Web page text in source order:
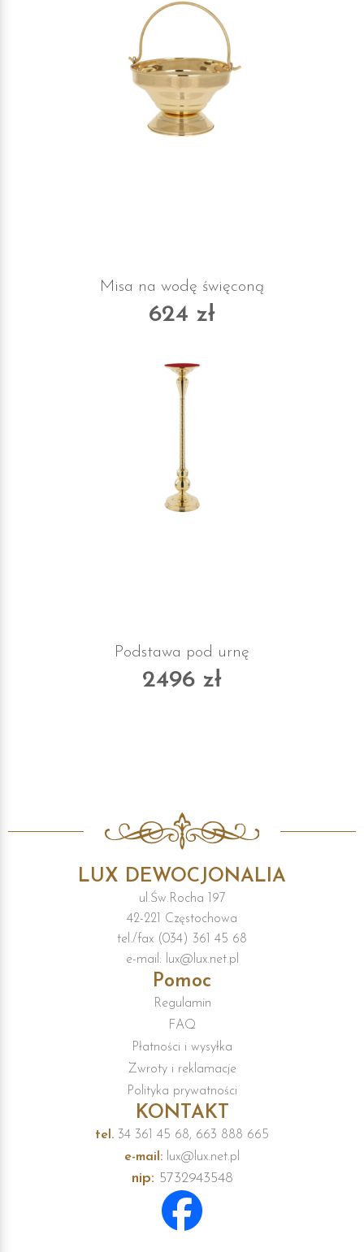
Misa na wodę święconą
624 zł
Podstawa pod urnę
2496 zł
LUX DEWOCJONALIA
ul.Św.Rocha 197
42-221 Częstochowa
tel./fax (034) 361 45 68
e-mail: lux@lux.net.pl
Pomoc
Regulamin
FAQ
Płatności i wysyłka
Zwroty i reklamacje
Polityka prywatności
KONTAKT
tel. 34 361 45 68, 663 888 665
e-mail: lux@lux.net.pl
nip: 5732943548